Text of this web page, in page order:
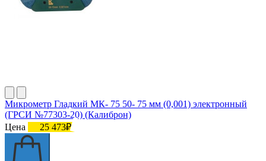
Микрометр Гладкий МК- 75 50- 75 мм (0,001) электронный
(ГРСИ №77303-20) (Калиброн)
Цена
25 473₽